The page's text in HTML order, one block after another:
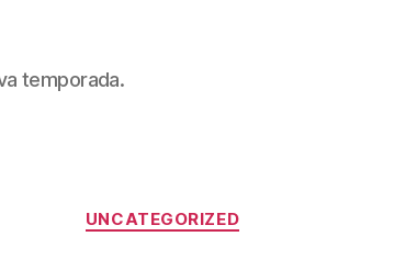
temporada.
Categorías
UNCATEGORIZED